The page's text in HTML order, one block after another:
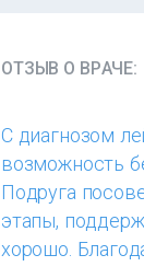
ОТЗЫВ О ВРАЧЕ:
С диагнозом
возможность
Подруга
этапы,
хорошо.